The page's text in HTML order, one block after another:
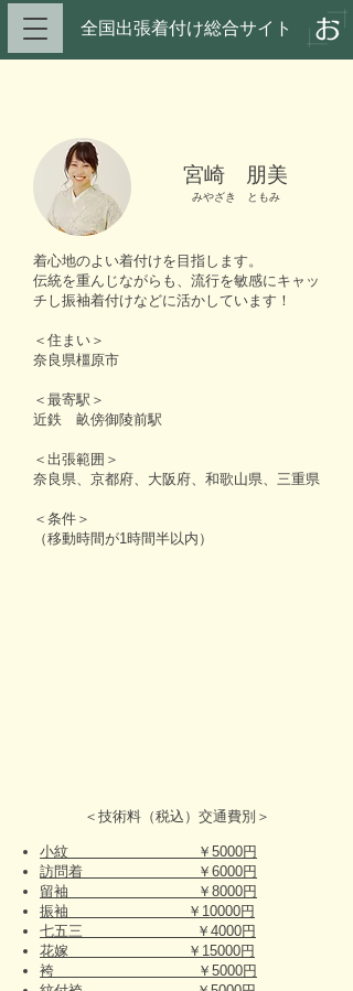
全国出張着付け総合サイト​
宮崎 朋美
みやざき ともみ
着心地のよい着付けを目指します。
伝統を重んじながらも、流行を敏感にキャッ
チし振袖着付けなどに活かしています！
＜住まい＞
奈良県橿原市
＜最寄駅＞
近鉄 畝傍御陵前駅
＜出張範囲＞
奈良県、京都府、大阪府、和歌山県、三重県
＜条件＞
（移動時間が1時間半以内）
＜技術料（税込）交通費別＞
小紋 ￥5000円
訪問着 ￥6000円
留袖 ￥8000円
振袖 ￥10000円
七五三 ￥4000円
花嫁 ￥15000円
袴 ￥5000円